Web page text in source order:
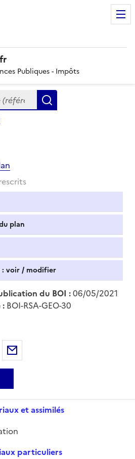
Publiques - Impôts
mots clés, partie du
plan
: voir / modifier
du BOI :06/05/2021
BOI-RSA-GEO-30
au format pdf
Twitter
Partager sur LinkedIn
et assimilés
particuliers